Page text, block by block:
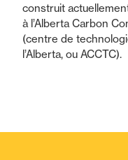
construit
à l’Alberta Carbon
(centre de
l’Alberta, ou ACCTC).